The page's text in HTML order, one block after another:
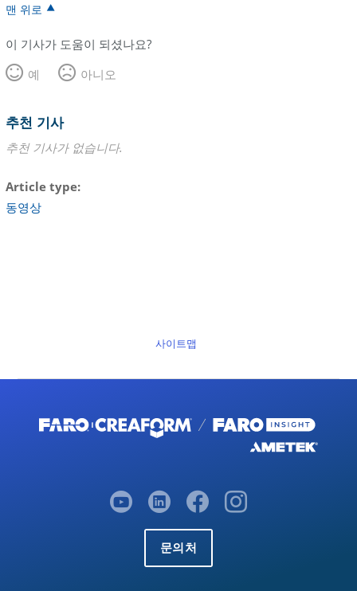
맨 위로
이 기사가 도움이 되셨나요?
예
아니오
추천 기사
추천 기사가 없습니다.
Article type
동영상
사이트맵
문의처